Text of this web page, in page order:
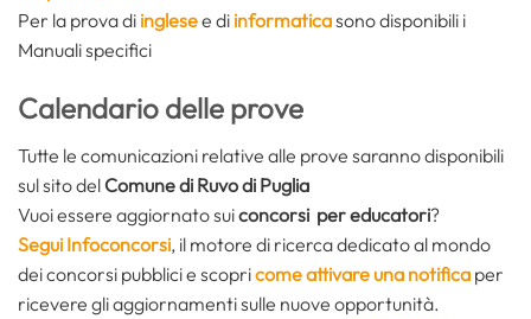
Per la prova di inglesee di informaticasono disponibili i
Manuali specifici
Calendario delle prove
Tutte le comunicazioni relative alle prove saranno disponibili
sul sito del Comune di Ruvo di Puglia
Vuoi essere aggiornato suiconcorsi per educatori?
Segui Infoconcorsi, il motore di ricerca dedicato al mondo
dei concorsi pubblici e scopricome attivare una notifica per
ricevere gli aggiornamenti sulle nuove opportunità.